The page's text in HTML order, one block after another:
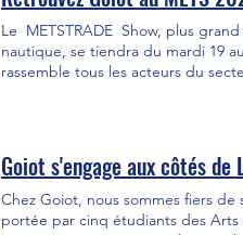
pour développer un PMMA
marin et l’exposition aux UV ont été
d’agents chimiques, de
un laboratoire indépendant
Le METSTRADE Show, plus
nautique, se tiendra du mardi 19
rassemble tous les acteurs du
Goiot s'engage aux côtés de
Chez Goiot, nous sommes fiers
portée par cinq étudiants des